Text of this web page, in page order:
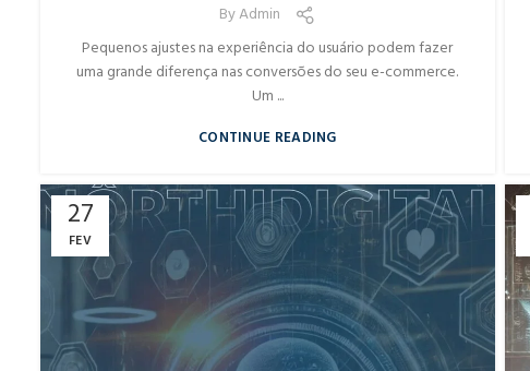
ByAdmin
Pequenos ajustes na experiência do usuário podem fazer
uma grande diferença nas conversões do seu e-commerce.
Um ...
CONTINUE READING
27
FEV